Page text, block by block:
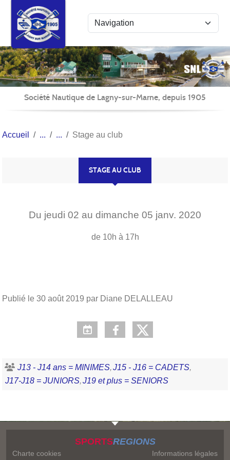
Société Nautique de Lagny-sur-Marne, depuis 1905
Accueil Stage au club
STAGE AU CLUB
Du jeudi 02 au dimanche 05 janv. 2020
de 10h à 17h
Publié le 30 août 2019 par Diane DELALLEAU
J13 - J14 ans = MINIMES J15 - J16 = CADETS
J17-J18 = JUNIORS J19 et plus = SENIORS
SPORTSREGIONS
Charte cookies Informations légales
Panneau de gestion des cookies